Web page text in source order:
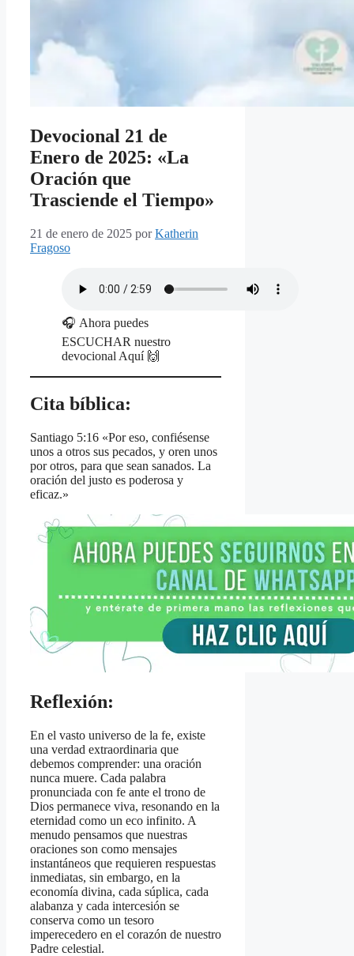
Devocional 21 de
Enero de 2025: «La
Oración que
Trasciende el Tiempo»
21 de enero de 2025 porKatherin
Fragoso
🎧 Ahora puedes
ESCUCHAR nuestro
devocional Aquí 🙌
Cita bíblica:
Santiago 5:16 «Por eso, confiésense
unos a otros sus pecados, y oren unos
por otros, para que sean sanados. La
oración del justo es poderosa y
eficaz.»
Reflexión:
En el vasto universo de la fe, existe
una verdad extraordinaria que
debemos comprender: una oración
nunca muere. Cada palabra
pronunciada con fe ante el trono de
Dios permanece viva, resonando en la
eternidad como un eco infinito. A
menudo pensamos que nuestras
oraciones son como mensajes
instantáneos que requieren respuestas
inmediatas, sin embargo, en la
economía divina, cada súplica, cada
alabanza y cada intercesión se
conserva como un tesoro
imperecedero en el corazón de nuestro
Padre celestial.